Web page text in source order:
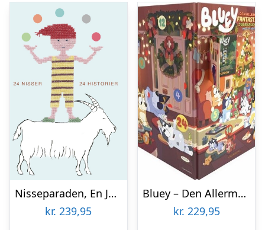
Nisseparaden, En Julekalender – Inger Tobiasen – Bog
kr. 239,95
Bluey – Den Allermest Fantastiske Julekalender
kr. 229,95